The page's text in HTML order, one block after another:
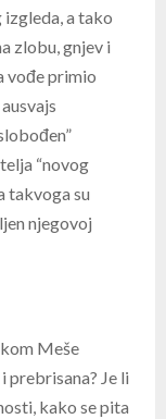
a tako
zlobu, gnjev i
vođe primio
“novog
takvoga su
njegovoj
Meše
prebrisana? Je li
kako se pita